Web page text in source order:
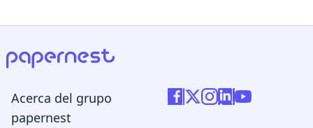
Acerca del grupo
papernest